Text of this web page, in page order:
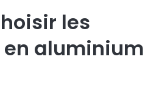
les
aluminium